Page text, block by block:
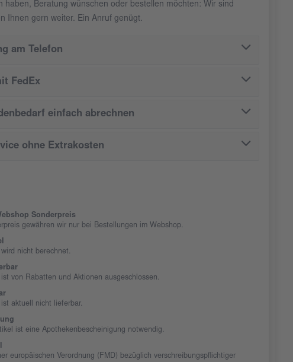
haben, Beratung wünschen oder bestellen möchten: Wir sind
Ihnen gern weiter. Ein Anruf genügt.
am Telefon
FedEx
einfach abrechnen
ohne Extrakosten
Sonderpreis
gewähren wir nur bei Bestellungen im Webshop.
nicht berechnet.
von Rabatten und Aktionen ausgeschlossen.
aktuell nicht lieferbar.
ist eine Apothekenbescheinigung notwendig.
europäischen Verordnung (FMD) bezüglich verschreibungspflichtiger